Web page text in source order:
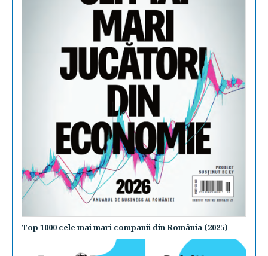
Top 1000 cele mai mari companii din România (2025)